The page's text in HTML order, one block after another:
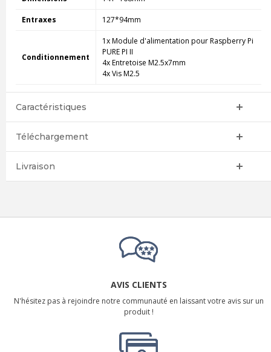
Entraxes 127*94mm
Conditionnement
1x Module d'alimentation pour Raspberry Pi
PURE PI II
4x Entretoise M2.5x7mm
4x Vis M2.5
Caractéristiques
Téléchargement
Livraison
AVIS CLIENTS
N'hésitez pas à rejoindre notre communauté en laissant votre avis sur un
produit !